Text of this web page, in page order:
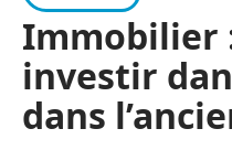
Immobilier
investir
dans